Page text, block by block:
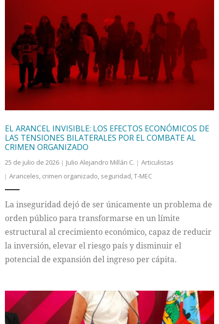
EL ARANCEL INVISIBLE: LOS EFECTOS ECONÓMICOS DE
LAS TENSIONES BILATERALES POR EL COMBATE AL
CRIMEN ORGANIZADO
25 de julio de 2026 Julio Alejandro Millán C.
Articulistas
Aranceles, crimen organizado, seguridad,T-MEC
La inseguridad dejó de ser únicamente un problema de
orden público para transformarse en un límite
estructural al crecimiento económico, capaz de reducir
la inversión, elevar el riesgo país y disminuir el
potencial de expansión del ingreso per cápita.